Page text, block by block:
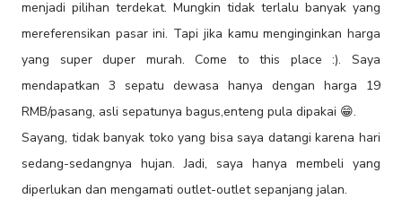
menjadi pilihan terdekat. Mungkin tidak terlalu banyak yang
mereferensikan pasar ini. Tapi jika kamu menginginkan harga
yang super duper murah. Come to this place :). Saya
mendapatkan 3 sepatu dewasa hanya dengan harga 19
RMB/pasang, asli sepatunya bagus,enteng pula dipakai 😁.
Sayang, tidak banyak toko yang bisa saya datangi karena hari
sedang-sedangnya hujan. Jadi, saya hanya membeli yang
diperlukan dan mengamati outlet-outlet sepanjang jalan.